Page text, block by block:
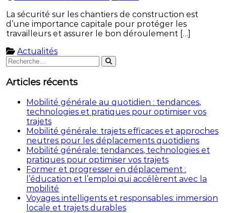
La sécurité sur les chantiers de construction est
d’une importance capitale pour protéger les
travailleurs et assurer le bon déroulement […]
Actualités
Rechercher
Rechercher
Articles récents
Mobilité générale au quotidien : tendances,
technologies et pratiques pour optimiser vos
trajets
Mobilité générale: trajets efficaces et approches
neutres pour les déplacements quotidiens
Mobilité générale: tendances, technologies et
pratiques pour optimiser vos trajets
Former et progresser en déplacement :
l’éducation et l’emploi qui accélèrent avec la
mobilité
Voyages intelligents et responsables: immersion
locale et trajets durables